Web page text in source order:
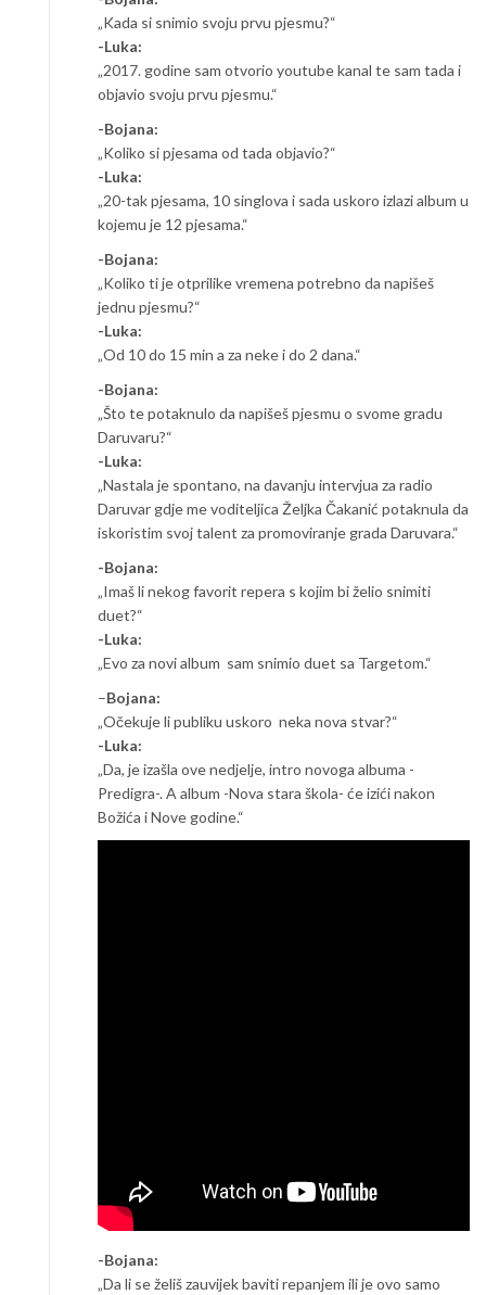
„Kada si snimio svoju prvu pjesmu?“
-Luka:
„2017. godine sam otvorio youtube kanal te sam tada i
objavio svoju prvu pjesmu.“
-Bojana:
„Koliko si pjesama od tada objavio?“
-Luka:
„20-tak pjesama, 10 singlova i sada uskoro izlazi album u
kojemu je 12 pjesama.“
-Bojana:
„Koliko ti je otprilike vremena potrebno da napišeš
jednu pjesmu?“
-Luka:
„Od 10 do 15 min a za neke i do 2 dana.“
-Bojana:
„Što te potaknulo da napišeš pjesmu o svome gradu
Daruvaru?“
-Luka:
„Nastala je spontano, na davanju intervjua za radio
Daruvar gdje me voditeljica Željka Čakanić potaknula da
iskoristim svoj talent za promoviranje grada Daruvara.“
-Bojana:
„Imaš li nekog favorit repera s kojim bi želio snimiti
duet?“
-Luka:
„Evo za novi album sam snimio duet sa Targetom.“
–Bojana:
„Očekuje li publiku uskoro neka nova stvar?“
-Luka:
„Da, je izašla ove nedjelje, intro novoga albuma -
Predigra-. A album -Nova stara škola- će izići nakon
Božića i Nove godine.“
-Bojana:
„Da li se želiš zauvijek baviti repanjem ili je ovo samo